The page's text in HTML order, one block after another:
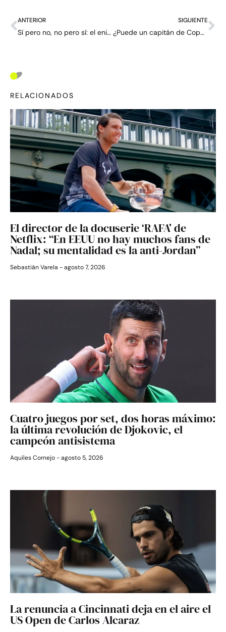
ANTERIOR
Sí pero no, no pero sí: el enigma Nadal en su apogeo – Carta de CLAY (4)
SIGUIENTE
¿Puede un capitán de Copa Davis entrenar a un jugador? Bautista Agut cree que sí
RELACIONADOS
El director de la docuserie ‘RAFA’ de
Netflix: “En EEUU no hay muchos fans de
Nadal; su mentalidad es la anti-Jordan”
Sebastián Varela agosto 7, 2026
Cuatro juegos por set, dos horas máximo:
la última revolución de Djokovic, el
campeón antisistema
Aquiles Cornejo agosto 5, 2026
La renuncia a Cincinnati deja en el aire el
US Open de Carlos Alcaraz